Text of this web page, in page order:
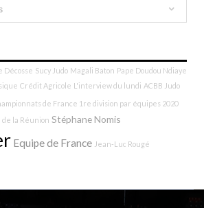
Décosse Sucy Judo Magali Baton Pape Doudou Ndiaye
Crédit Agricole L'interview du lundi ACBB Judo
de France 1re division par équipes 2020
de la Réunion Stéphane Nomis
Equipe de France Jean-Luc Rougé